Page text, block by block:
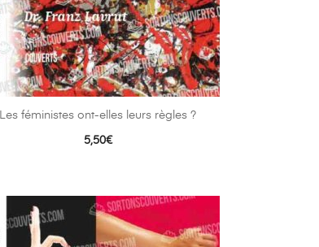
Les féministes ont-elles leurs règles ?
5,50€